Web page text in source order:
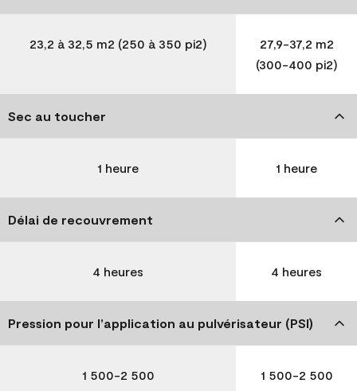
23,2 à 32,5 m2 (250 à 350 pi2)
27,9-37,2 m2
(300-400 pi2)
Sec au toucher
1 heure 1 heure
Délai de recouvrement
4 heures 4 heures
Pression pour l’application au pulvérisateur (PSI)
1 500-2 500 1 500-2 500